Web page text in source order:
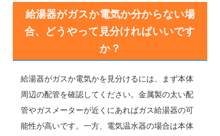
給湯器がガスか電気か分からない場
合、どうやって見分ければいいです
か？
給湯器がガスか電気かを見分けるには、まず本体
周辺の配管を確認してください。金属製の太い配
管やガスメーターが近くにあればガス給湯器の可
能性が高いです。一方、電気温水器の場合は本体